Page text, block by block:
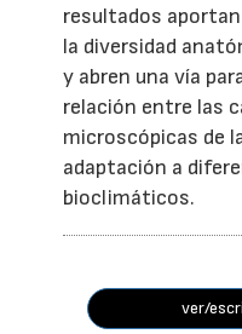
resultados
la diversidad
y abren una vía
relación entre las
microscópicas de
adaptación a
bioclimáticos.
ver/